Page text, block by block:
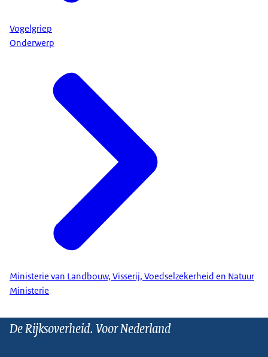
Vogelgriep
Onderwerp
Ministerie van Landbouw, Visserij, Voedselzekerheid en Natuur
Ministerie
De Rijksoverheid. Voor Nederland